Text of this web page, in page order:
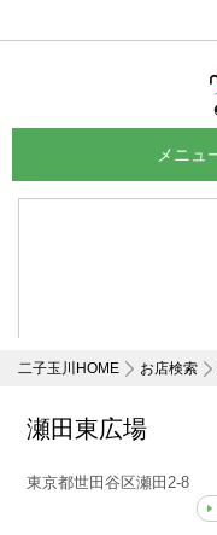
二子玉川HOME お店検索
瀬田東広場
東京都世田谷区瀬田2-8